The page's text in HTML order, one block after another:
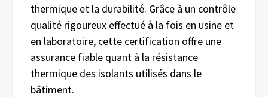
thermique et la durabilité. Grâce à un contrôle
qualité rigoureux effectué à la fois en usine et
en laboratoire, cette certification offre une
assurance fiable quant à la résistance
thermique des isolants utilisés dans le
bâtiment.